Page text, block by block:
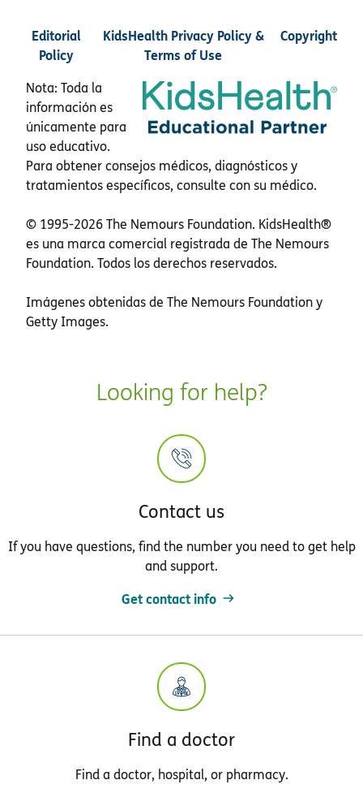
Editorial
Policy
KidsHealth Privacy Policy &
Terms of Use
Copyright
Nota: Toda la
información es
únicamente para
uso educativo.
Para obtener consejos médicos, diagnósticos y
tratamientos específicos, consulte con su médico.
© 1995-2026 The Nemours Foundation. KidsHealth®
es una marca comercial registrada de The Nemours
Foundation. Todos los derechos reservados.
Imágenes obtenidas de The Nemours Foundation y
Getty Images.
Looking for help?
Contact us
If you have questions, find the number you need to get help
and support.
Get contact info
Find a doctor
Find a doctor, hospital, or pharmacy.